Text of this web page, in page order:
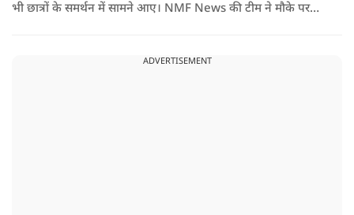
भी छात्रों के समर्थन में सामने आए। NMF News की टीम ने मौके पर
ADVERTISEMENT